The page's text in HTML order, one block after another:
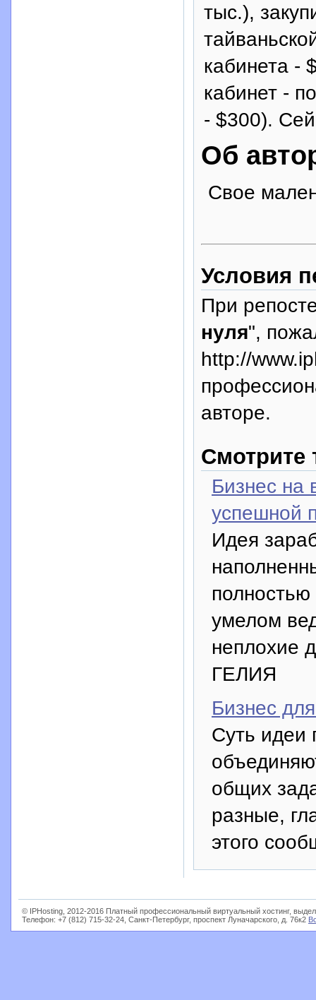
тыс.),
кабинета -
кабинет -
- $300).
Об
Свое
Условия
При
нуля",
http://
авторе.
Смотрите
Бизнес на
успешной
Идея
умелом
неплохие
ГЕЛИЯ
Бизнес
Суть идеи
общих
разные,
этого
© IPHosting, 2012-2016 Платный профессиональный виртуальный хостинг,
Телефон: +7 (812) 715-32-24, Санкт-Петербург, проспект Луначарского, д. 76к2